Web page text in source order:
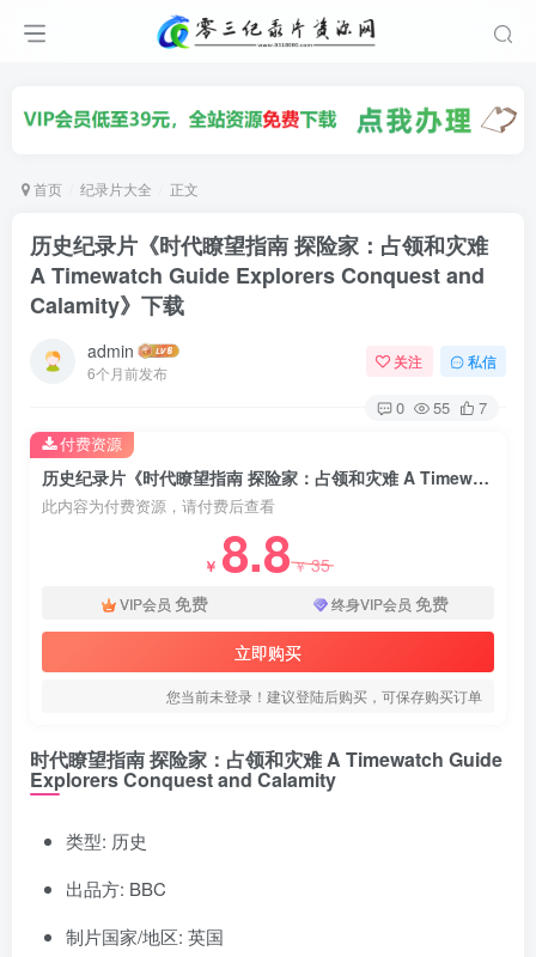
首页 纪录片大全 正文
历史纪录片《时代瞭望指南 探险家：占领和灾难
A Timewatch Guide Explorers Conquest and
Calamity》下载
admin
6个月前发布
关注 私信
0 55 7
历史纪录片《时代瞭望指南 探险家：占领和灾难 A Timewatch Guide Explorers Conquest and Calamity》下载
此内容为付费资源，请付费后查看
￥ 8.8￥35
VIP会员 免费 终身VIP会员 免费
立即购买
您当前未登录！建议登陆后购买，可保存购买订单
付费资源
时代瞭望指南 探险家：占领和灾难 A Timewatch Guide
Explorers Conquest and Calamity
类型: 历史
出品方: BBC
制片国家/地区: 英国